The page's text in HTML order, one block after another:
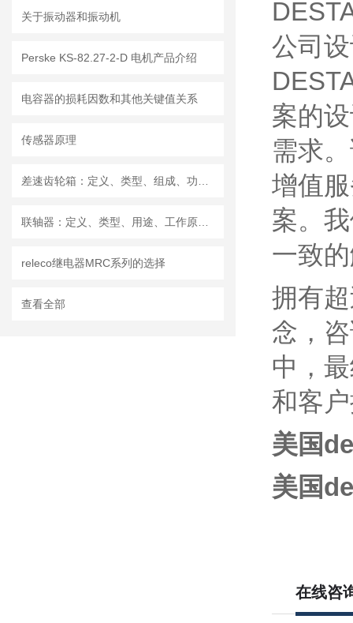
关于振动器和振动机
Perske KS-82.27-2-D 电机产品介绍
电容器的损耗因数和其他关键值关系
传感器原理
releco继电器MRC系列的选择
查看全部
公司
案的
需求
增值
案。
一致
拥有
念，
中，
和客
美国
美国
在线咨